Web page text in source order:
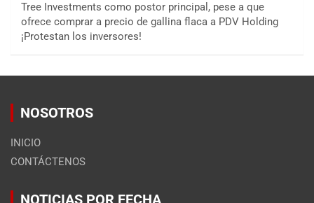
Tree Investments como postor principal, pese a que
ofrece comprar a precio de gallina flaca a PDV Holding
¡Protestan los inversores!
NOSOTROS
INICIO
CONTÁCTENOS